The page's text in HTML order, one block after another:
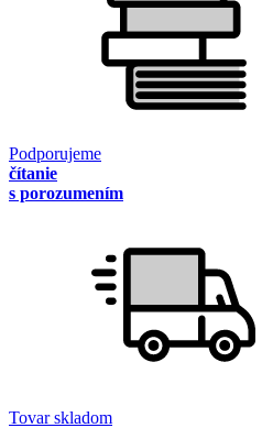
Podporujeme
čítanie
s porozumením
Tovar skladom